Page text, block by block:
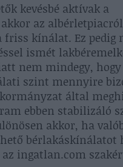
kevésbé aktívak a
az
friss kínálat. Ez pedig
ismét
nem mindegy,
szint mennyire
által
ebben stabilizáló
akkor, ha
bérlakáskínálatot
ingatlan.com